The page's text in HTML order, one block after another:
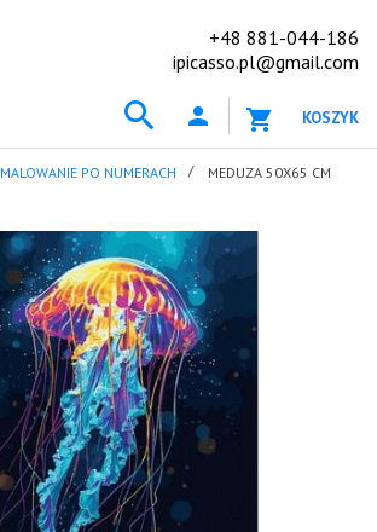
+48 881-044-186
ipicasso.pl@gmail.com
KOSZYK
MALOWANIE PO NUMERACH MEDUZA 50X65 CM